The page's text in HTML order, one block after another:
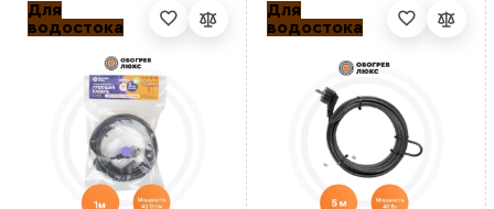
Для
водостока
Для
водостока